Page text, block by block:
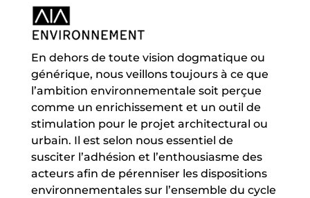
En dehors de toute vision dogmatique ou
générique, nous veillons toujours à ce que
l’ambition environnementale soit perçue
comme un enrichissement et un outil de
stimulation pour le projet architectural ou
urbain. Il est selon nous essentiel de
susciter l’adhésion et l’enthousiasme des
acteurs afin de pérenniser les dispositions
environnementales sur l’ensemble du cycle